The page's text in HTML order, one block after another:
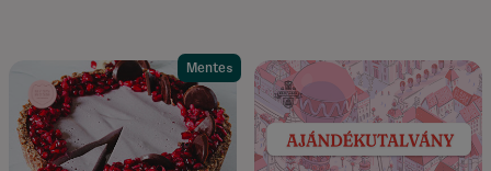
Mentes
4.4/5 (7)